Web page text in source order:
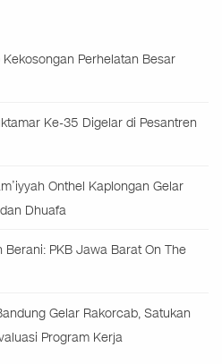
Perhelatan Besar
Ke-35 Digelar di Pesantren
Onthel Kaplongan Gelar
Dhuafa
PKB Jawa Barat On The
Gelar Rakorcab, Satukan
Program Kerja